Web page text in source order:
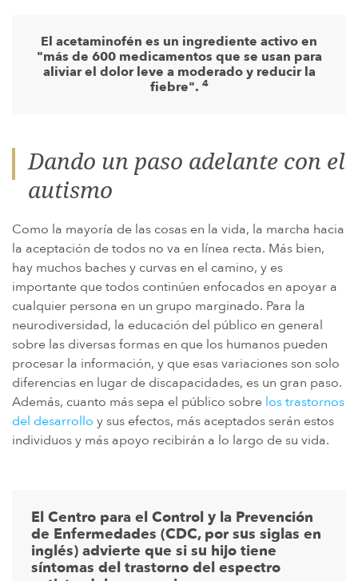
El acetaminofén es un ingrediente activo en
"más de 600 medicamentos que se usan para
aliviar el dolor leve a moderado y reducir la
fiebre". 4
Dando un paso adelante con el
autismo
Como la mayoría de las cosas en la vida, la marcha hacia
la aceptación de todos no va en línea recta. Más bien,
hay muchos baches y curvas en el camino, y es
importante que todos continúen enfocados en apoyar a
cualquier persona en un grupo marginado. Para la
neurodiversidad, la educación del público en general
sobre las diversas formas en que los humanos pueden
procesar la información, y que esas variaciones son solo
diferencias en lugar de discapacidades, es un gran paso.
Además, cuanto más sepa el público sobre los trastornos
del desarrollo y sus efectos, más aceptados serán estos
individuos y más apoyo recibirán a lo largo de su vida.
El Centro para el Control y la Prevención
de Enfermedades (CDC, por sus siglas en
inglés) advierte que si su hijo tiene
síntomas del trastorno del espectro